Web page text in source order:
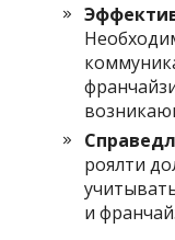
роялти
и